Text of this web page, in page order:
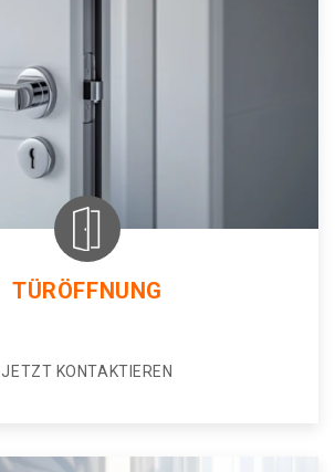
TÜRÖFFNUNG
JETZT KONTAKTIEREN